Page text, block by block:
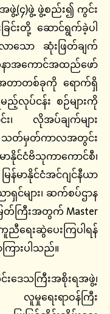
(၄)ဖွဲ့ ဖွဲ့စည်း၍ ကွင်း
ြင်းတို့ ဆောင်ရွက်ခဲ့ပါ
လာသော ဆုံးဖြတ်ချက်
ာအကောင်အထည်ဖော်
တာတစ်ခုကို ရောက်ရှိ
လုပ်ငန်း စဉ်များကို
င်း၊ လိုအပ်ချက်များ
ကို သတ်မှတ်ကာလအတွင်း
နိုင်ငံဗိသုကာကောင်စီ၊
န်မာနိုင်ငံအင်ဂျင်နီယာ
များ၊ ဆက်စပ်ဌာန
တ်ကြီးအတွက် Master
ရေးဆွဲပေးကြပါရန်
ြားပါသည်။
ေသကြီးအစိုးရအဖွဲ့၊
လူမှုရေးရာဝန်ကြီး